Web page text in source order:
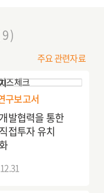
)
주요 관련자료
구보고서
발협력을 통한
접투자 유치